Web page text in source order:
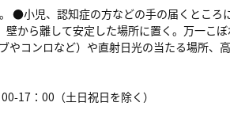
●小児、認知症の方などの手の届くところ
から離して安定した場所に置く。万一こ
コンロなど）や直射日光の当たる場所、
17：00（土日祝日を除く）